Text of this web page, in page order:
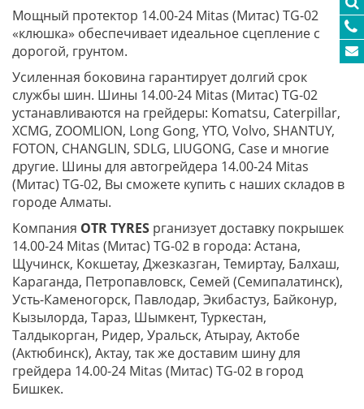
Мощный протектор 14.00-24 Mitas (Митас) TG-02
«клюшка» обеспечивает идеальное сцепление с
дорогой, грунтом.
Усиленная боковина гарантирует долгий срок
службы шин. Шины 14.00-24 Mitas (Митас) TG-02
устанавливаются на грейдеры: Komatsu, Caterpillar,
XCMG, ZOOMLION, Long Gong, YTO, Volvo, SHANTUY,
FOTON, CHANGLIN, SDLG, LIUGONG, Case и многие
другие. Шины для автогрейдера 14.00-24 Mitas
(Митас) TG-02, Вы сможете купить с наших складов в
городе Алматы.
Компания OTR TYRES рганизует доставку покрышек
14.00-24 Mitas (Митас) TG-02 в города: Астана,
Щучинск, Кокшетау, Джезказган, Темиртау, Балхаш,
Караганда, Петропавловск, Семей (Семипалатинск),
Усть-Каменогорск, Павлодар, Экибастуз, Байконур,
Кызылорда, Тараз, Шымкент, Туркестан,
Талдыкорган, Ридер, Уральск, Атырау, Актобе
(Актюбинск), Актау, так же доставим шину для
грейдера 14.00-24 Mitas (Митас) TG-02 в город
Бишкек.